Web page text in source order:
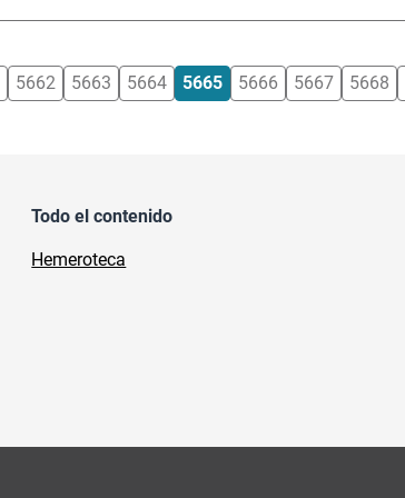
5662 5663 5664 5665 5666 5667 5668
Todo el contenido
Hemeroteca